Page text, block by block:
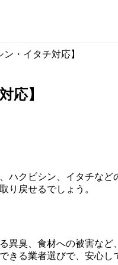
・イタチ対応】
応】
クビシン、イタチな
り戻せるでしょう。
臭、食材への被害な
る業者選びで、安心し